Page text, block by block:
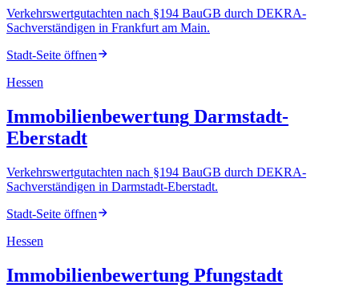
Verkehrswertgutachten nach §194 BauGB durch DEKRA-
Sachverständigen in Frankfurt am Main.
Stadt-Seite öffnen
Hessen
Immobilienbewertung Darmstadt-
Eberstadt
Verkehrswertgutachten nach §194 BauGB durch DEKRA-
Sachverständigen in Darmstadt-Eberstadt.
Stadt-Seite öffnen
Hessen
Immobilienbewertung Pfungstadt